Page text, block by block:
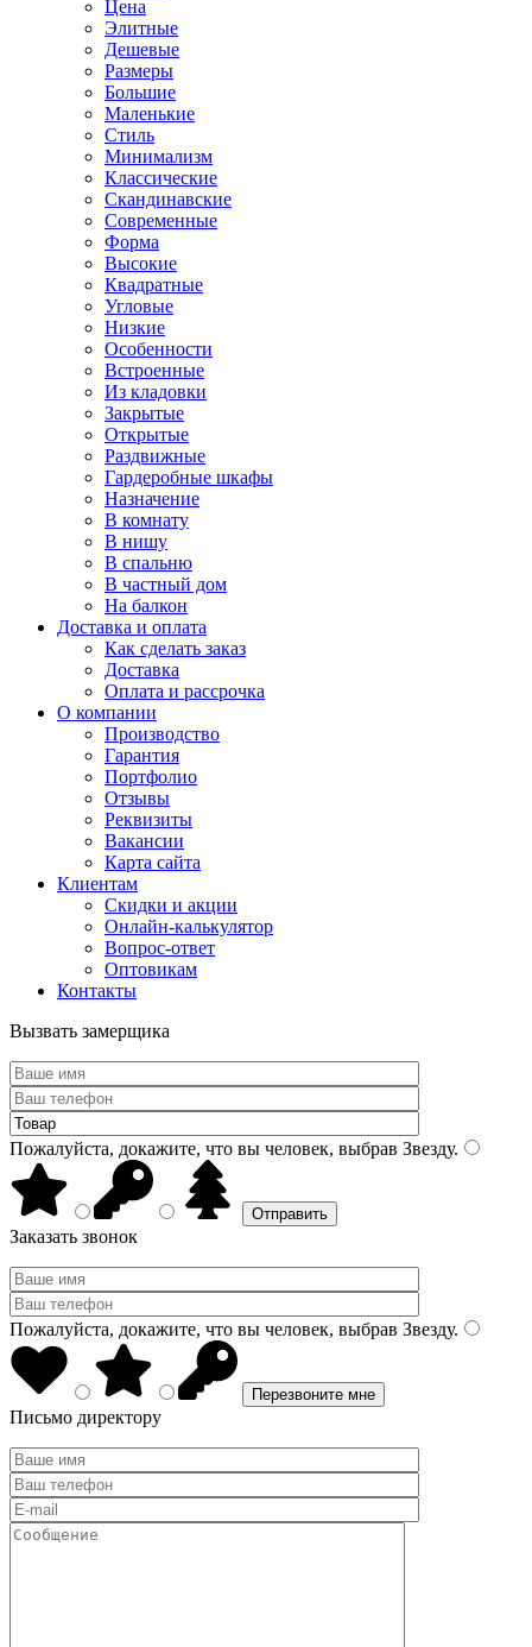
Цена
Элитные
Дешевые
Размеры
Большие
Маленькие
Стиль
Минимализм
Классические
Скандинавские
Современные
Форма
Высокие
Квадратные
Угловые
Низкие
Особенности
Встроенные
Из кладовки
Закрытые
Открытые
Раздвижные
Гардеробные шкафы
Назначение
В комнату
В нишу
В спальню
В частный дом
На балкон
Доставка и оплата
Как сделать заказ
Доставка
Оплата и рассрочка
О компании
Производство
Гарантия
Портфолио
Отзывы
Реквизиты
Вакансии
Карта сайта
Клиентам
Скидки и акции
Онлайн-калькулятор
Вопрос-ответ
Оптовикам
Контакты
Вызвать замерщика
Пожалуйста, докажите, что вы человек, выбрав Звезду.
Заказать звонок
Пожалуйста, докажите, что вы человек, выбрав Звезду.
Письмо директору